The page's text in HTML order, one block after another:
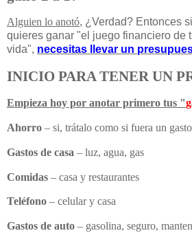
Alguien lo anotó, ¿Verdad? Entonces
quieres ganar "el juego financiero de
vida", necesitas llevar un
INICIO PARA TENER UN
Empieza hoy por anotar primero tus "
Ahorro – si, trátalo como si fuera un
Gastos de casa – luz, agua, gas
Comidas – casa y restaurantes
Teléfono – celular y casa
Gastos de auto – gasolina, seguro,